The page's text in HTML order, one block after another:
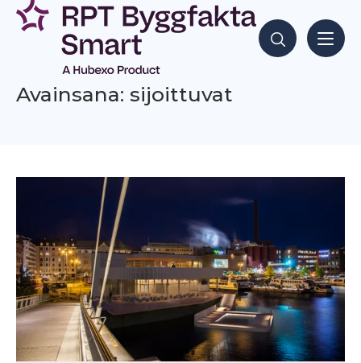
Siirry
sisältöön
Hae sisältöjä
Avainsana: sijoittuvat